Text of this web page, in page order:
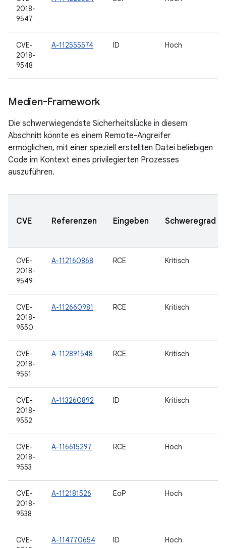
2018-
9547
CVE-
2018-
9548
A-112555574 ID Hoch
Medien-Framework
Die schwerwiegendste Sicherheitslücke in diesem
Abschnitt könnte es einem Remote-Angreifer
ermöglichen, mit einer speziell erstellten Datei beliebigen
Code im Kontext eines privilegierten Prozesses
auszuführen.
CVE Referenzen Eingeben Schweregrad
CVE-
2018-
9549
A-112160868 RCE Kritisch
CVE-
2018-
9550
A-112660981 RCE Kritisch
CVE-
2018-
9551
A-112891548 RCE Kritisch
CVE-
2018-
9552
A-113260892 ID Kritisch
CVE-
2018-
9553
A-116615297 RCE Hoch
CVE-
2018-
9538
A-112181526 EoP Hoch
CVE-
A-114770654 ID Hoch